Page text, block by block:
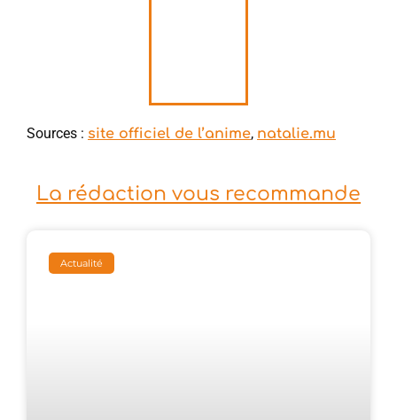
Sources : site officiel de l’anime, natalie.mu
La rédaction vous recommande
Actualité